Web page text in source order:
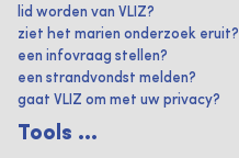
lid worden van VLIZ?
ziet het marien onderzoek eruit?
een infovraag stellen?
een strandvondst melden?
gaat VLIZ om met uw privacy?
Tools ...